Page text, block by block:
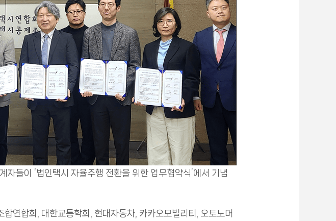
들이 ‘법인택시 자율주행 전환을 위한 업무협약식’에서 기념
연합회, 대한교통학회, 현대자동차, 카카오모빌리티, 오토노머